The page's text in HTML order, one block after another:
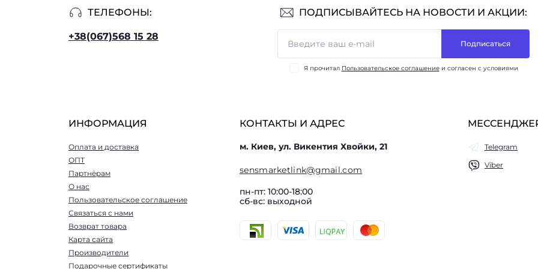
ТЕЛЕФОНЫ:
+38(067)568 15 28
ПОДПИСЫВАЙТЕСЬ НА НОВОСТИ И АКЦИИ:
Подписаться
Я прочитал Пользовательское соглашениеи согласен с условиями
ИНФОРМАЦИЯ
Оплата и доставка
ОПТ
Партнёрам
О нас
Пользовательское соглашение
Связаться с нами
Возврат товара
Карта сайта
Производители
Подарочные сертификаты
КОНТАКТЫ И АДРЕС
м. Киев, ул. Викентия Хвойки, 21
sensmarketlink@gmail.com
пн-пт: 10:00-18:00
сб-вс: выходной
Telegram
Viber